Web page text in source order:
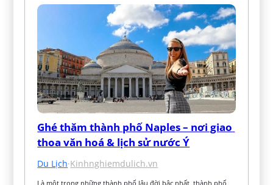
Ghé thăm thành phố Naples – nơi giao
thoa văn hoá & lịch sử nước Ý
Du Lịch·Kinhnghiemdulich.vn
Là một trong những thành phố lâu đời bậc nhất, thành phố